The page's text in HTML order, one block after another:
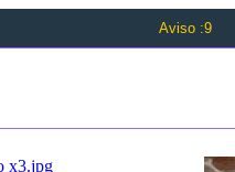
Aviso :9